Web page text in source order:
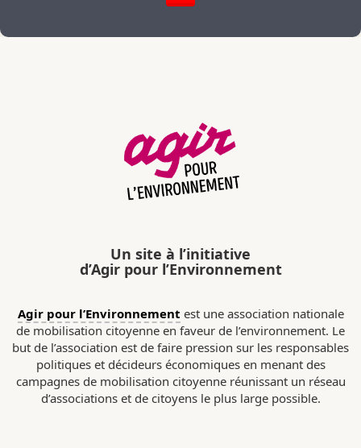
Un site à l’initiative
d’Agir pour l’Environnement
Agir pour l’Environnement est une association nationale
de mobilisation citoyenne en faveur de l’environnement. Le
but de l’association est de faire pression sur les responsables
politiques et décideurs économiques en menant des
campagnes de mobilisation citoyenne réunissant un réseau
d’associations et de citoyens le plus large possible.